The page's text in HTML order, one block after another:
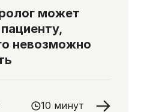
может
невозможно
10 минут